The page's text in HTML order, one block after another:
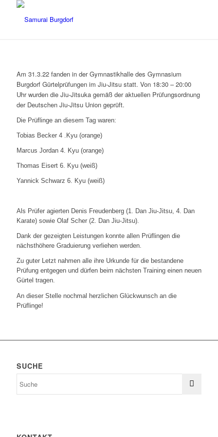
Am 31.3.22 fanden in der Gymnastikhalle des Gymnasium
Burgdorf Gürtelprüfungen im Jiu-Jitsu statt. Von 18:30 – 20:00
Uhr wurden die Jiu-Jitsuka gemäß der aktuellen Prüfungsordnung
der Deutschen Jiu-Jitsu Union geprüft.
Die Prüflinge an diesem Tag waren:
Tobias Becker 4 .Kyu (orange)
Marcus Jordan 4. Kyu (orange)
Thomas Eisert 6. Kyu (weiß)
Yannick Schwarz 6. Kyu (weiß)
Als Prüfer agierten Denis Freudenberg (1. Dan Jiu-Jitsu, 4. Dan
Karate) sowie Olaf Scher (2. Dan Jiu-Jitsu).
Dank der gezeigten Leistungen konnte allen Prüflingen die
nächsthöhere Graduierung verliehen werden.
Zu guter Letzt nahmen alle ihre Urkunde für die bestandene
Prüfung entgegen und dürfen beim nächsten Training einen neuen
Gürtel tragen.
An dieser Stelle nochmal herzlichen Glückwunsch an die
Prüflinge!
SUCHE